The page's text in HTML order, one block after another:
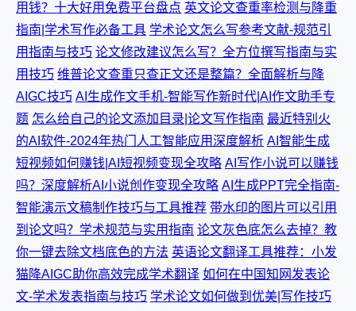
用钱？十大好用免费平台盘点 英文论文查重率检测与降重
指南|学术写作必备工具 学术论文怎么写参考文献-规范引
用指南与技巧 论文修改建议怎么写？全方位撰写指南与实
用技巧 维普论文查重只查正文还是整篇？全面解析与降
AIGC技巧 AI生成作文手机-智能写作新时代|AI作文助手专
题 怎么给自己的论文添加目录|论文写作指南 最近特别火
的AI软件-2024年热门人工智能应用深度解析 AI智能生成
短视频如何赚钱|AI短视频变现全攻略 AI写作小说可以赚钱
吗？深度解析AI小说创作变现全攻略 AI生成PPT完全指南-
智能演示文稿制作技巧与工具推荐 带水印的图片可以引用
到论文吗？学术规范与实用指南 论文灰色底怎么去掉？教
你一键去除文档底色的方法 英语论文翻译工具推荐：小发
猫降AIGC助你高效完成学术翻译 如何在中国知网发表论
文-学术发表指南与技巧 学术论文如何做到优美|写作技巧